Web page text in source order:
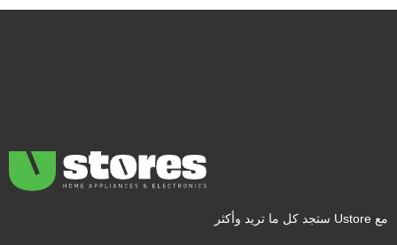
مع Ustore ستجد كل ما تريد وأكثر